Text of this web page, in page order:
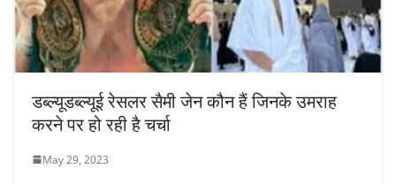
डब्ल्यूडब्ल्यूई रेसलर सैमी जेन कौन हैं जिनके उमराह
करने पर हो रही है चर्चा
May 29, 2023